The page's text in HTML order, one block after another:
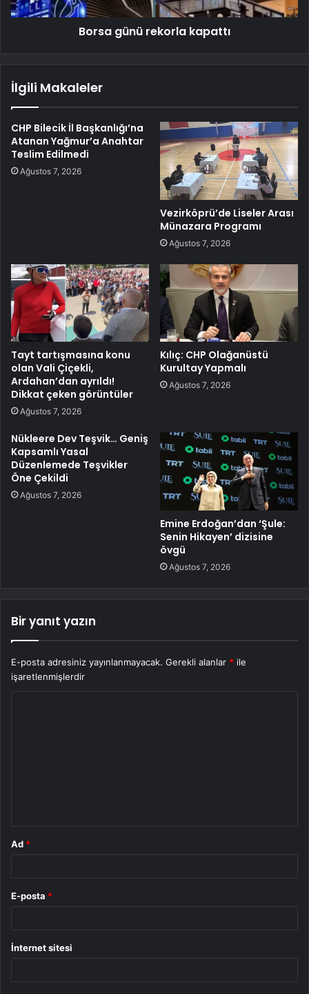
Borsa günü rekorla kapattı
İlgili Makaleler
CHP Bilecik İl Başkanlığı’na
Atanan Yağmur’a Anahtar
Teslim Edilmedi
Ağustos 7, 2026
Vezirköprü’de Liseler Arası
Münazara Programı
Ağustos 7, 2026
Tayt tartışmasına konu
olan Vali Çiçekli,
Ardahan’dan ayrıldı!
Dikkat çeken görüntüler
Ağustos 7, 2026
Kılıç: CHP Olağanüstü
Kurultay Yapmalı
Ağustos 7, 2026
Nükleere Dev Teşvik… Geniş
Kapsamlı Yasal
Düzenlemede Teşvikler
Öne Çekildi
Ağustos 7, 2026
Emine Erdoğan’dan ‘Şule:
Senin Hikayen’ dizisine
övgü
Ağustos 7, 2026
Bir yanıt yazın
E-posta adresiniz yayınlanmayacak. Gerekli alanlar * ile
işaretlenmişlerdir
Ad *
E-posta *
İnternet sitesi